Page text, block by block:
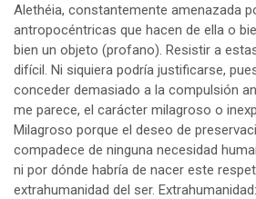
Alethéia, constantemente amenazada
antropocéntricas que hacen de ella o
bien un objeto (profano). Resistir a
difícil. Ni siquiera podría justificarse,
conceder demasiado a la compulsión
me parece, el carácter milagroso o
Milagroso porque el deseo de
compadece de ninguna necesidad
ni por dónde habría de nacer este
extrahumanidad del ser.